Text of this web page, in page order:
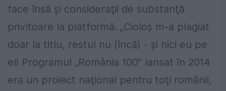
face însă şi consideraţii de substanţă
privitoare la platformă. „Cioloş m-a plagiat
doar la titlu, restul nu (încă) - şi nici eu pe
el! Programul „România 100” lansat în 2014
era un proiect naţional pentru toţi românii,